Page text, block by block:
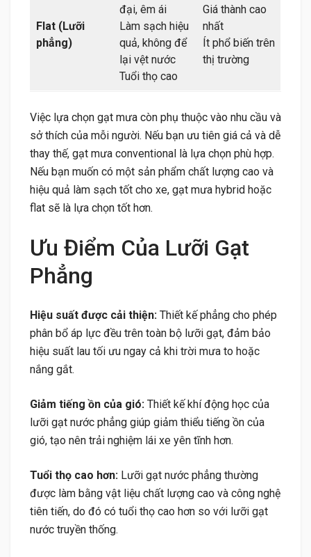
Flat (Lưỡi
phẳng)
đại, êm ái
Làm sạch hiệu
quả, không để
lại vệt nước
Tuổi thọ cao
Giá thành cao
nhất
Ít phổ biến trên
thị trường
Việc lựa chọn gạt mưa còn phụ thuộc vào nhu cầu và
sở thích của mỗi người. Nếu bạn ưu tiên giá cả và dễ
thay thế, gạt mưa conventional là lựa chọn phù hợp.
Nếu bạn muốn có một sản phẩm chất lượng cao và
hiệu quả làm sạch tốt cho xe, gạt mưa hybrid hoặc
flat sẽ là lựa chọn tốt hơn.
Ưu Điểm Của Lưỡi Gạt
Phẳng
Hiệu suất được cải thiện: Thiết kế phẳng cho phép
phân bổ áp lực đều trên toàn bộ lưỡi gạt, đảm bảo
hiệu suất lau tối ưu ngay cả khi trời mưa to hoặc
nắng gắt.
Giảm tiếng ồn của gió: Thiết kế khí động học của
lưỡi gạt nước phẳng giúp giảm thiểu tiếng ồn của
gió, tạo nên trải nghiệm lái xe yên tĩnh hơn.
Tuổi thọ cao hơn: Lưỡi gạt nước phẳng thường
được làm bằng vật liệu chất lượng cao và công nghệ
tiên tiến, do đó có tuổi thọ cao hơn so với lưỡi gạt
nước truyền thống.